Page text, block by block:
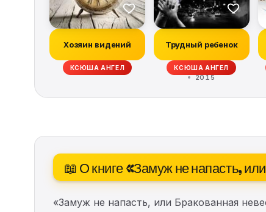
Хозяин видений
КСЮША АНГЕЛ
Трудный ребенок
КСЮША АНГЕЛ
2015
📖 О книге «Замуж не напасть,
«Замуж не напасть, или Бракованная